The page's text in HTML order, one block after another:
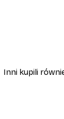
Inni kupili